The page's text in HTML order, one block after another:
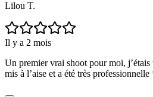
Lilou T.
Il y a 2 mois
Un premier vrai shoot pour moi, j’étais
mis à l’aise et a été très